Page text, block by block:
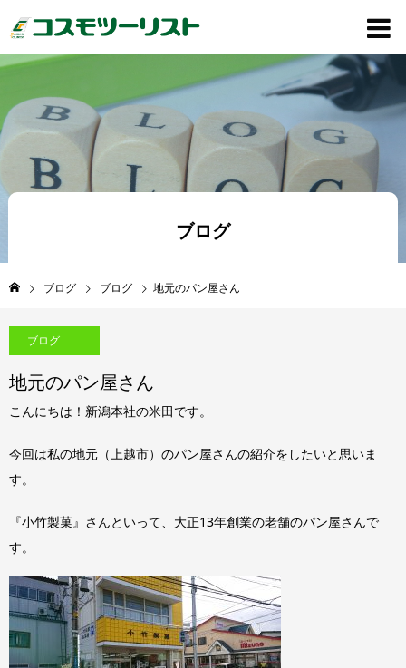
ブログ
ブログ ブログ 地元のパン屋さん
ブログ
地元のパン屋さん
こんにちは！新潟本社の米田です。
今回は私の地元（上越市）のパン屋さんの紹介をしたいと思いま
す。
『小竹製菓』さんといって、大正13年創業の老舗のパン屋さんで
す。